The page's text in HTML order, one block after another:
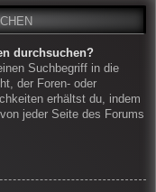
durchsuchen?
Suchbegriff in die
der Foren- oder
erhältst du, indem
jeder Seite des Forums